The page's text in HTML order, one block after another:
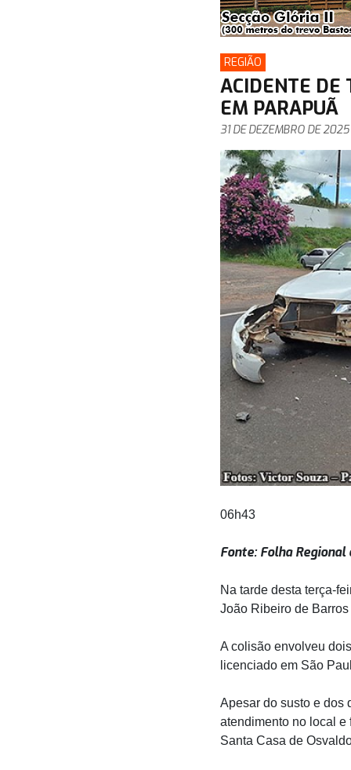
REGIÃO
ACIDENTE DE
EM PARAPUÃ
31 DE DEZEMBRO DE 2025
06h43
Fonte: Folha
Na tarde desta terça-
João Ribeiro de
A colisão envolveu
licenciado em São
Apesar do susto e dos
atendimento no local
Santa Casa de